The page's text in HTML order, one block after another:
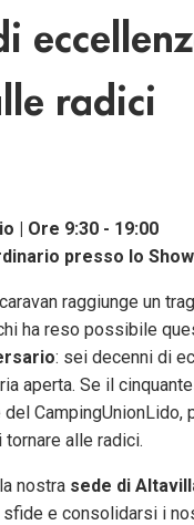
radici
| Ore 9:30 - 19:00
presso lo
raggiunge un
ha reso possibile
: sei decenni di
aperta. Se il
alle radici.
nostra sede di
e consolidarsi i